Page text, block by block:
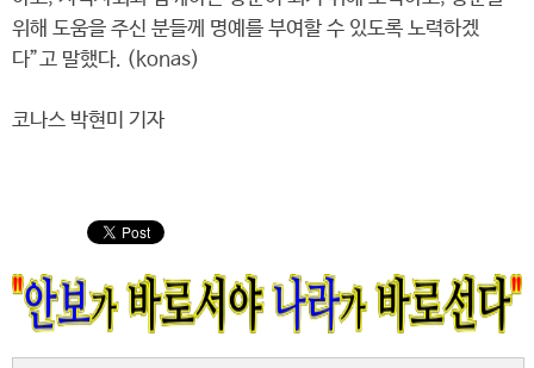
위해 도움을 주신 분들께 명예를 부여할 수 있도록 노력하겠
다”고 말했다. (konas)
코나스 박현미 기자